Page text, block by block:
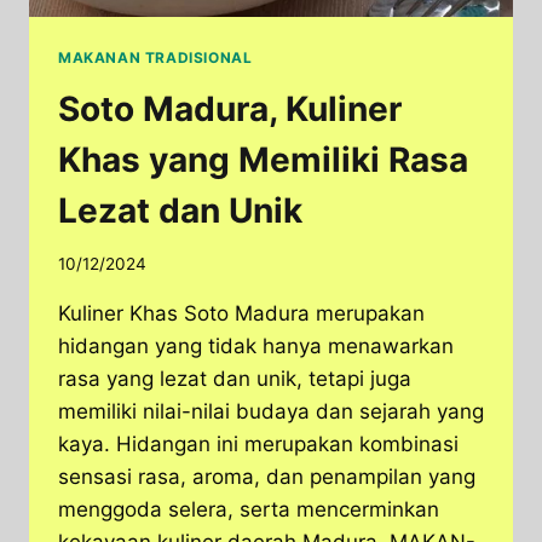
MAKANAN TRADISIONAL
Soto Madura, Kuliner
Khas yang Memiliki Rasa
Lezat dan Unik
10/12/2024
Kuliner Khas Soto Madura merupakan
hidangan yang tidak hanya menawarkan
rasa yang lezat dan unik, tetapi juga
memiliki nilai-nilai budaya dan sejarah yang
kaya. Hidangan ini merupakan kombinasi
sensasi rasa, aroma, dan penampilan yang
menggoda selera, serta mencerminkan